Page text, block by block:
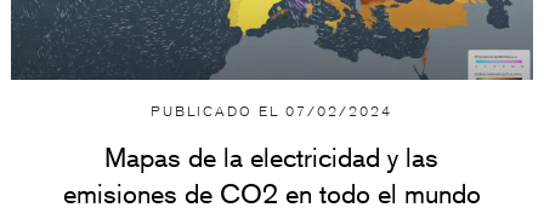
PUBLICADO EL07/02/2024
Mapas de la electricidad y las
emisiones de CO2 en todo el mundo